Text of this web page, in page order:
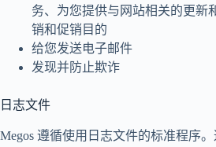
务、为您提供与网站相关的更新
销和促销目的
给您发送电子邮件
发现并防止欺诈
日志文件
Megos 遵循使用日志文件的标准程序